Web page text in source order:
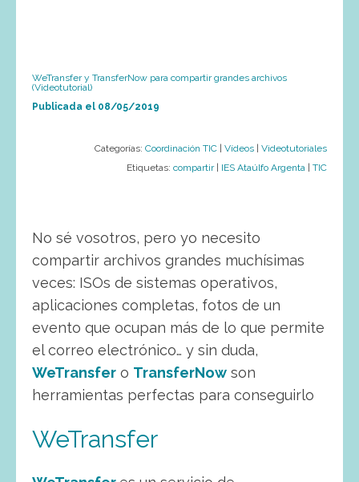
WeTransfer y TransferNow para compartir grandes archivos
(Videotutorial)
Publicada el 08/05/2019
Categorías: Coordinación TIC Vídeos
Videotutoriales
Etiquetas: compartir| IES Ataúlfo Argenta TIC
No sé vosotros, pero yo necesito
compartir archivos grandes muchísimas
veces: ISOs de sistemas operativos,
aplicaciones completas, fotos de un
evento que ocupan más de lo que permite
el correo electrónico… y sin duda,
WeTransfer o TransferNow son
herramientas perfectas para conseguirlo
WeTransfer